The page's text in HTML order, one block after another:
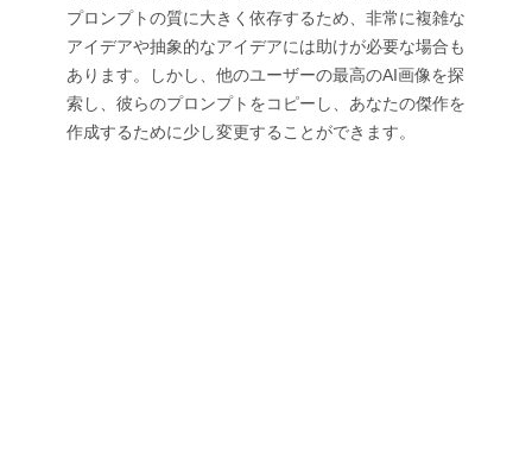
プロンプトの質に大きく依存するため、非常に複雑な
アイデアや抽象的なアイデアには助けが必要な場合も
あります。しかし、他のユーザーの最高のAI画像を探
索し、彼らのプロンプトをコピーし、あなたの傑作を
作成するために少し変更することができます。